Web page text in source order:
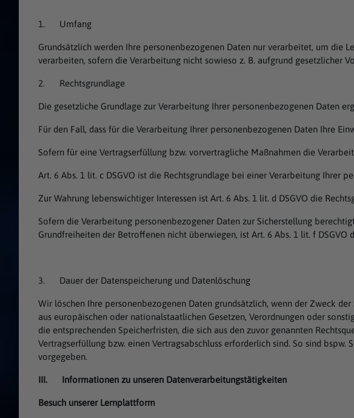
1. Umfang
Grundsätzlich werden Ihre personenbezogenen Daten nur verarbeitet, um die
verarbeiten, sofern die Verarbeitung nicht sowieso z. B. aufgrund gesetzlicher
2. Rechtsgrundlage
Die gesetzliche Grundlage zur Verarbeitung Ihrer personenbezogenen Daten
Für den Fall, dass für die Verarbeitung Ihrer personenbezogenen Daten Ihre
Sofern für eine Vertragserfüllung bzw. vorvertragliche Maßnahmen die
Art. 6 Abs. 1 lit. c DSGVO ist die Rechtsgrundlage bei einer Verarbeitung Ihrer
Zur Wahrung lebenswichtiger Interessen ist Art. 6 Abs. 1 lit. d DSGVO die
Sofern die Verarbeitung personenbezogener Daten zur Sicherstellung
Grundfreiheiten der Betroffenen nicht überwiegen, ist Art. 6 Abs. 1 lit. f DSGVO
3. Dauer der Datenspeicherung und Datenlöschung
Wir löschen Ihre personenbezogenen Daten grundsätzlich, wenn der Zweck
aus europäischen oder nationalstaatlichen Gesetzen, Verordnungen oder
die entsprechenden Speicherfristen, die sich aus den zuvor genannten
Vertragserfüllung bzw. einen Vertragsabschluss erforderlich sind. So sind
vorgegeben.
III. Informationen zu unseren Datenverarbeitungstätigkeiten
Besuch unserer Lernplattform